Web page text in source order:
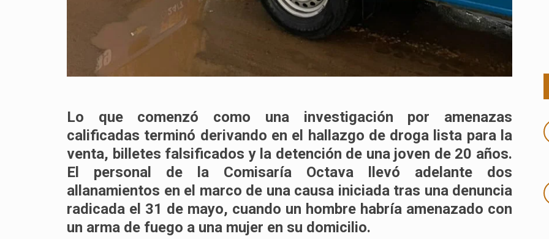
Lo que comenzó como una investigación por amenazas
calificadas terminó derivando en el hallazgo de droga lista para la
venta, billetes falsificados y la detención de una joven de 20 años.
El personal de la Comisaría Octava llevó adelante dos
allanamientos en el marco de una causa iniciada tras una denuncia
radicada el 31 de mayo, cuando un hombre habría amenazado con
un arma de fuego a una mujer en su domicilio.